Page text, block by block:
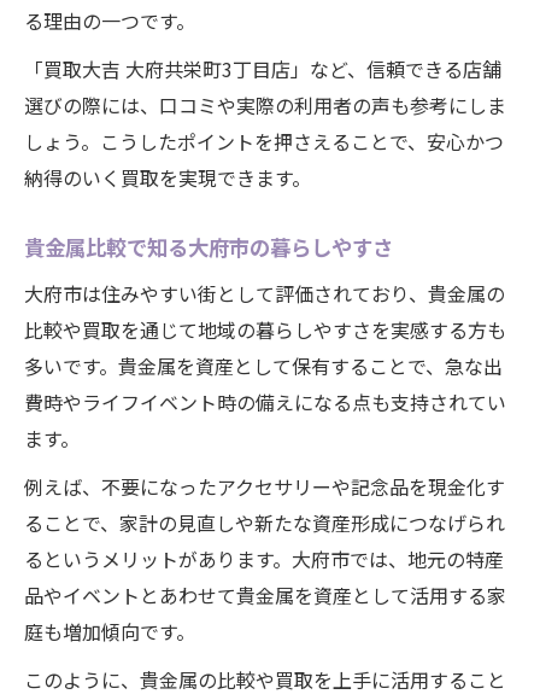
貴金属比較で高く売るためのテクニック
買取時に確認したい貴金属の重要ポイント
貴金属を安心して手放すための比較方法
大府市で得する貴金属買取の実践ガイド
貴金属買取で後悔しない選び方と注意点
安心して任せられる貴金属買取のコツ
女性が知っておきたい貴金属売却の流れ
大府市で信頼できる貴金属買取先の探し方
貴金属を安全に売却するための基礎知識
地域の特性を活かした貴金属活用法とは
大府市の暮らしに役立つ貴金属買取情報
貴金属と地域資産形成の関係性を解説
地域社会で高まる貴金属活用のメリット
暮らしを支える貴金属と地域文化の融合
る理由の一つです。
「買取大吉 大府共栄町3丁目店」など、信頼できる店舗
選びの際には、口コミや実際の利用者の声も参考にしま
しょう。こうしたポイントを押さえることで、安心かつ
納得のいく買取を実現できます。
貴金属比較で知る大府市の暮らしやすさ
大府市は住みやすい街として評価されており、貴金属の
比較や買取を通じて地域の暮らしやすさを実感する方も
多いです。貴金属を資産として保有することで、急な出
費時やライフイベント時の備えになる点も支持されてい
ます。
例えば、不要になったアクセサリーや記念品を現金化す
ることで、家計の見直しや新たな資産形成につなげられ
るというメリットがあります。大府市では、地元の特産
品やイベントとあわせて貴金属を資産として活用する家
庭も増加傾向です。
このように、貴金属の比較や買取を上手に活用すること